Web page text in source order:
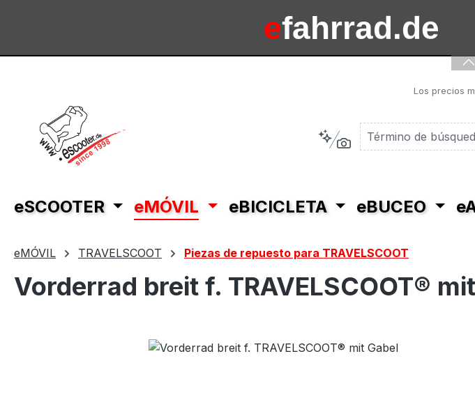
scooter.de
efahrrad.de
Los precios
eSCOOTER eMÓVIL eBICICLETA eBUCEO
eMÓVIL TRAVELSCOOT Piezas de repuesto para TRAVELSCOOT
Vorderrad breit f. TRAVELSCOOT®